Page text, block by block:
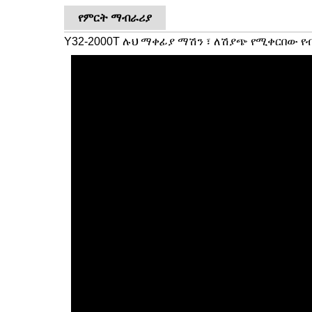
የምርት ማብራሪያ
Y32-2000T ሉህ ማቀፊያ ማሽን ፣ ለሽያጭ የሚቀርበው